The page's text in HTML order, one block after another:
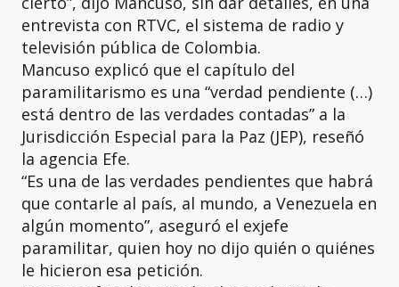
entrevista con RTVC, el sistema de radio y
televisión pública de Colombia.
Mancuso explicó que el capítulo del
paramilitarismo es una “verdad pendiente (…)
está dentro de las verdades contadas” a la
Jurisdicción Especial para la Paz (JEP), reseñó
la agencia Efe.
“Es una de las verdades pendientes que habrá
que contarle al país, al mundo, a Venezuela en
algún momento”, aseguró el exjefe
paramilitar, quien hoy no dijo quién o quiénes
le hicieron esa petición.